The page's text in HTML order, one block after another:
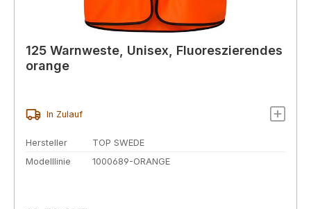
125 Warnweste, Unisex, Fluoreszierendes
orange
In Zulauf
Hersteller
TOP SWEDE
Modelllinie
1000689-ORANGE